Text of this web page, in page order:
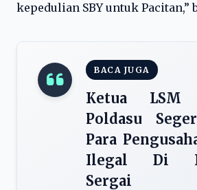
kepedulian SBY untuk Pacitan,”
BACA JUGA
Ketua
Poldasu
Para
Ilegal Di
Sergai